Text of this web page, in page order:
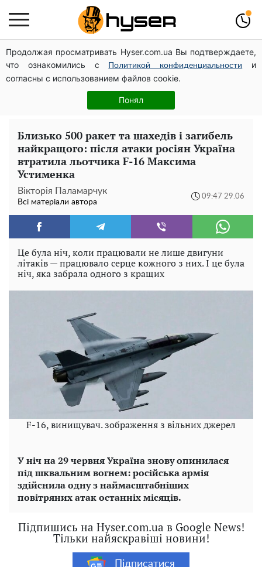
Продолжая просматривать Hyser.com.ua Вы подтверждаете,
что ознакомились с
Политикой конфиденциальности
и
согласны с использованием файлов cookie.
Понял
Українська авіатранспортна асоціація звернулася до
Мінфіну із закликом уніфікувати оподаткування
авіалізингу
Олена Тополя злив відео – це далеко не все: фронтмен
"Антитіла" Тарас Тополя став наступним
Близько 500 ракет та шахедів і загибель
найкращого: після атаки росіян Україна
втратила льотчика F-16 Максима
Устименка
Вікторія Паламарчук
Всі матеріали автора
09:47 29.06
Це була ніч, коли працювали не лише двигуни
літаків — працювало серце кожного з них. І це була
ніч, яка забрала одного з кращих
F-16, винищувач. зображення з вільних джерел
У ніч на 29 червня Україна знову опинилася
під шквальним вогнем: російська армія
здійснила одну з наймасштабніших
повітряних атак останніх місяців.
Підпишись на Hyser.com.ua в Google News!
Тільки найяскравіші новини!
Підписатися